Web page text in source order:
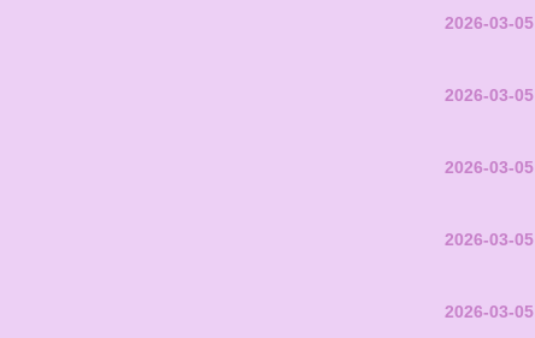
2026-03-05
2026-03-05
2026-03-05
2026-03-05
2026-03-05